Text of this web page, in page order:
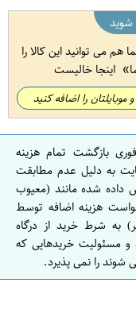
شوید
هم می توانید این کالا را
اینجا خالیست
موبایلتان را اضافه کنید
بازگشت تمام هزینه
به دلیل عدم مطابقت
داده شده مانند (معیوب
هزینه اضافه توسط
به شرط خرید از درگاه
مسئولیت خریدهایی که
شوند را نمی پذیرد.